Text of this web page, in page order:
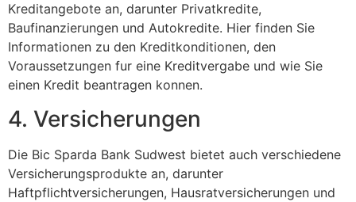
Kreditangebote an, darunter Privatkredite,
Baufinanzierungen und Autokredite. Hier finden Sie
Informationen zu den Kreditkonditionen, den
Voraussetzungen fur eine Kreditvergabe und wie Sie
einen Kredit beantragen konnen.
4. Versicherungen
Die Bic Sparda Bank Sudwest bietet auch verschiedene
Versicherungsprodukte an, darunter
Haftpflichtversicherungen, Hausratversicherungen und